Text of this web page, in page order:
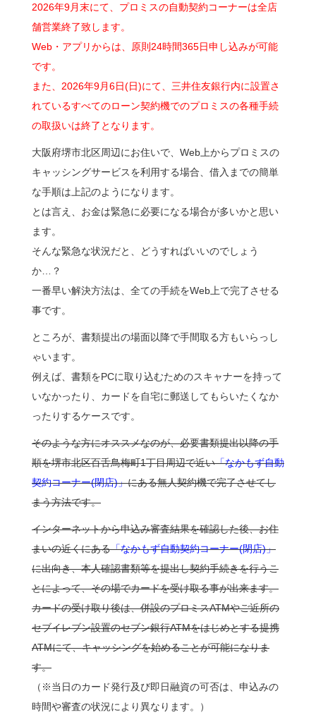
2026年9月末にて、プロミスの自動契約コーナーは全店
舗営業終了致します。
Web・アプリからは、原則24時間365日申し込みが可能
です。
また、2026年9月6日(日)にて、三井住友銀行内に設置さ
れているすべてのローン契約機でのプロミスの各種手続
の取扱いは終了となります。
大阪府堺市北区周辺にお住いで、Web上からプロミスの
キャッシングサービスを利用する場合、借入までの簡単
な手順は上記のようになります。
とは言え、お金は緊急に必要になる場合が多いかと思い
ます。
そんな緊急な状況だと、どうすればいいのでしょう
か…？
一番早い解決方法は、全ての手続をWeb上で完了させる
事です。
ところが、書類提出の場面以降で手間取る方もいらっし
ゃいます。
例えば、書類をPCに取り込むためのスキャナーを持って
いなかったり、カードを自宅に郵送してもらいたくなか
ったりするケースです。
そのような方にオススメなのが、必要書類提出以降の手
順を堺市北区百舌鳥梅町1丁目周辺で近い「なかもず自動
契約コーナー(閉店)」にある無人契約機で完了させてし
まう方法です。
インターネットから申込み審査結果を確認した後、お住
まいの近くにある「なかもず自動契約コーナー(閉店)」
に出向き、本人確認書類等を提出し契約手続きを行うこ
とによって、その場でカードを受け取る事が出来ます。
カードの受け取り後は、併設のプロミスATMやご近所の
セブイレブン設置のセブン銀行ATMをはじめとする提携
ATMにて、キャッシングを始めることが可能になりま
す。
（※当日のカード発行及び即日融資の可否は、申込みの
時間や審査の状況により異なります。）